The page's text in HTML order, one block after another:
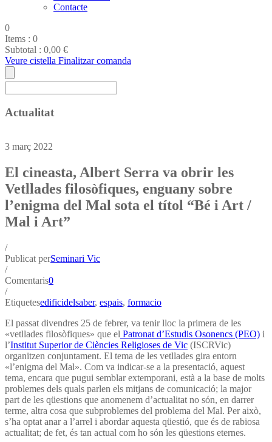
Contacte
0
Items : 0
Subtotal : 0,00 €
Veure cistella Finalitzar comanda
Actualitat
3 març 2022
El cineasta, Albert Serra va obrir les
Vetllades filosòfiques, enguany sobre
l’enigma del Mal sota el títol “Bé i Art /
Mal i Art”
/
Publicat perSeminari Vic
/
Comentaris0
/
Etiquetesedificidelsaber, espais, formacio
El passat divendres 25 de febrer, va tenir lloc la primera de les
«vetllades filosòfiques» que el Patronat d’Estudis Osonencs (PEO) i
l’Institut Superior de Ciències Religioses de Vic (ISCRVic)
organitzen conjuntament. El tema de les vetllades gira entorn
«l’enigma del Mal». Com va indicar-se a la presentació, aquest
tema, encara que pugui semblar extemporani, està a la base de molts
problemes dels quals parlen els mitjans de comunicació; la major
part de les qüestions que anomenem d’actualitat no són, en darrer
terme, altra cosa que subproblemes del problema del Mal. Per això,
s’ha optat anar a l’arrel i abordar aquesta qüestió, que és de rabiosa
actualitat; de fet, és tan actual com ho són les qüestions eternes.